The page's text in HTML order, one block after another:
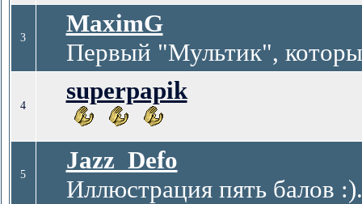
3
MaximG
Первый "Мультик",
4
superpapik
5
Jazz_Defo
Иллюстрация пять балов